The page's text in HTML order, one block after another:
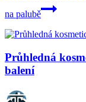
na palubě
Průhledná
balení